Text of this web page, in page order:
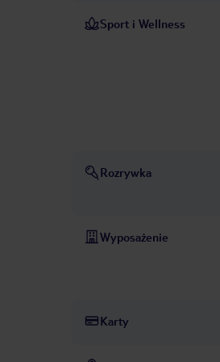
Sport i Wellness
Rozrywka
Wyposażenie
Karty